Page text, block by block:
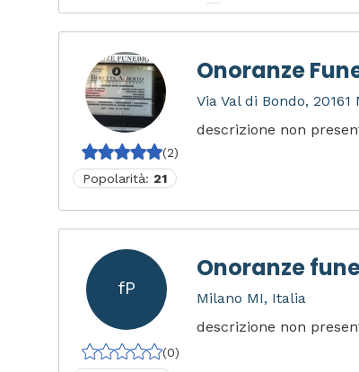
(2)
Popolarità: 21
Onoranze
Via Val di Bondo,
descrizione non
fP
(0)
Onoranze
Milano MI, Italia
descrizione non